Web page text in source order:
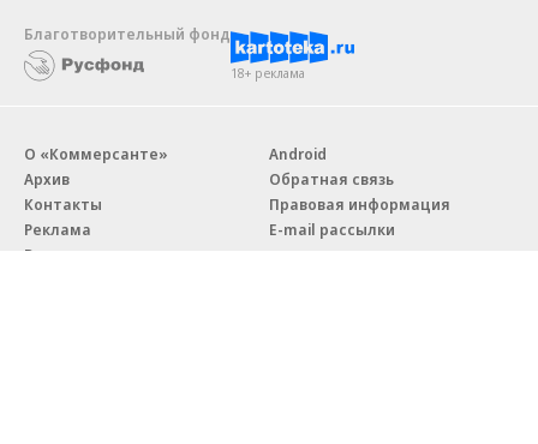
Благотворительный фонд
18+ реклама
О «Коммерсанте»
Архив
Контакты
Реклама
Вакансии
Android
Обратная связь
Правовая информация
E-mail рассылки